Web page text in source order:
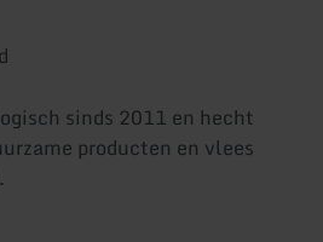
sinds 2011 en hecht
producten en vlees